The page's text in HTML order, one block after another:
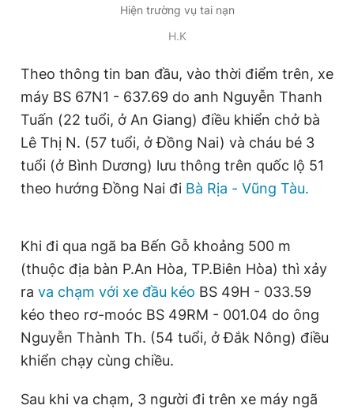
Hotline
0906 645 777
Liên hệ quảng cáo
0908 780 404
Đặt báo Quảng cáo
Tổng biên tập: Nguyễn Ngọc Toàn
Phó tổng biên tập thường trực: Hải Thành
Tổng thư ký tòa soạn: Đức Trung
Giấy phép xuất bản số 110/GP - BTTTT cấp ngày 24.3.2020
chép dưới mọi hình thức nếu không có sự chấp thuận bằng văn
bản. Phát triển bởi ePi Technologies, JSC.
Hiện trường vụ tai nạn
H.K
Theo thông tin ban đầu, vào thời điểm trên, xe
máy BS 67N1 - 637.69 do anh Nguyễn Thanh
Tuấn (22 tuổi, ở An Giang) điều khiển chở bà
Lê Thị N. (57 tuổi, ở Đồng Nai) và cháu bé 3
tuổi (ở Bình Dương) lưu thông trên quốc lộ 51
theo hướng Đồng Nai đi Bà Rịa - Vũng Tàu.
Khi đi qua ngã ba Bến Gỗ khoảng 500 m
(thuộc địa bàn P.An Hòa, TP.Biên Hòa) thì xảy
ra va chạm với xe đầu kéo BS 49H - 033.59
kéo theo rơ-moóc BS 49RM - 001.04 do ông
Nguyễn Thành Th. (54 tuổi, ở Đắk Nông) điều
khiển chạy cùng chiều.
Sau khi va chạm, 3 người đi trên xe máy ngã